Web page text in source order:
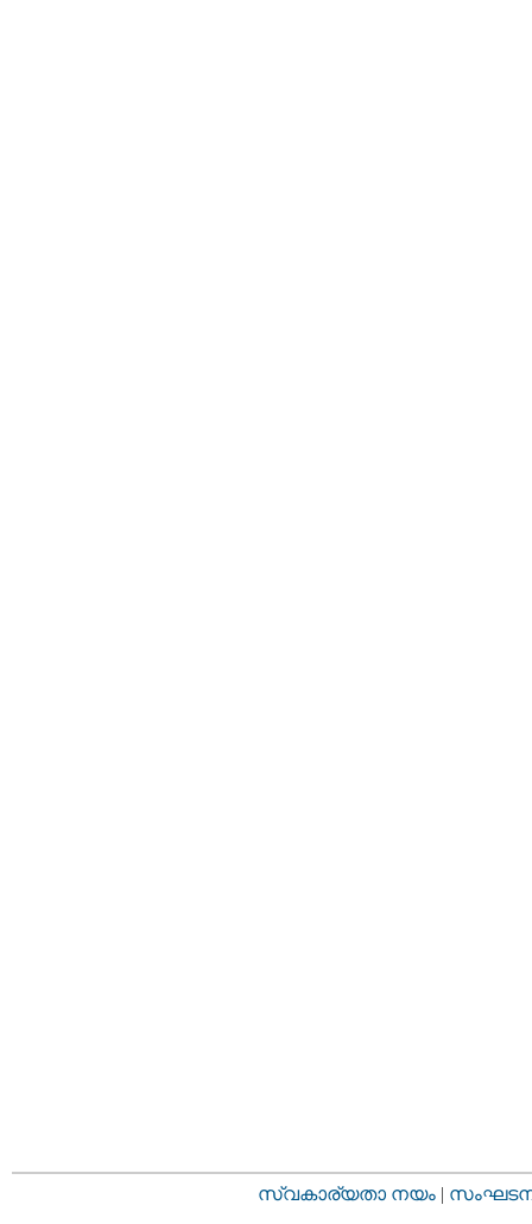
സ്വകാര്യതാ നയം |